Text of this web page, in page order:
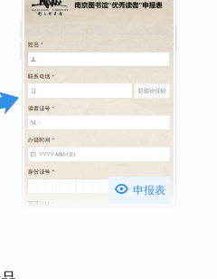
 申报表